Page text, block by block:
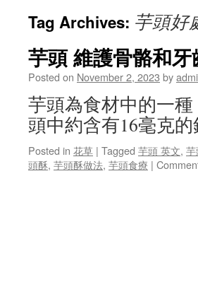
Tag Archives: 芋頭好
芋頭 維護骨骼和牙
Posted on November 2, 2023 by
芋頭為食材中的一
頭中約含有16毫克
Posted in 花草 | Tagged 芋頭 英文,
頭酥, 芋頭酥做法, 芋頭食療 |